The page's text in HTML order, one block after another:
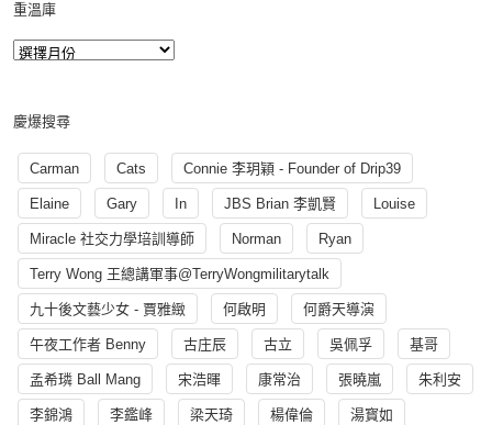
重溫庫
慶爆搜尋
Carman Cats Connie 李玥穎 - Founder of Drip39
Elaine Gary In JBS Brian 李凱賢 Louise
Miracle 社交力學培訓導師 Norman Ryan
Terry Wong 王總講軍事@TerryWongmilitarytalk
九十後文藝少女 - 賈雅緻 何啟明 何爵天導演
午夜工作者 Benny 古庄辰 古立 吳佩孚 基哥
孟希璘 Ball Mang 宋浩暉 康常治 張曉嵐 朱利安
李錦鴻 李鑑峰 梁天琦 楊偉倫 湯寳如